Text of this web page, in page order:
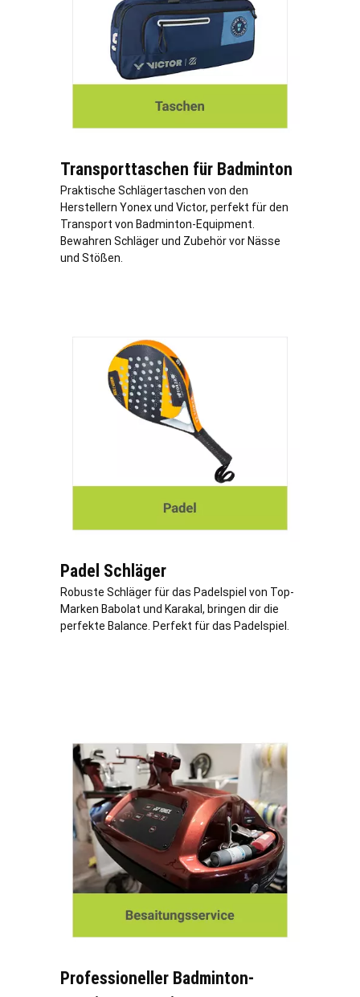
Transporttaschen für Badminton
Praktische Schlägertaschen von den
Herstellern Yonex und Victor, perfekt für den
Transport von Badminton-Equipment.
Bewahren Schläger und Zubehör vor Nässe
und Stößen.
Padel Schläger
Robuste Schläger für das Padelspiel von Top-
Marken Babolat und Karakal, bringen dir die
perfekte Balance. Perfekt für das Padelspiel.
Professioneller Badminton-